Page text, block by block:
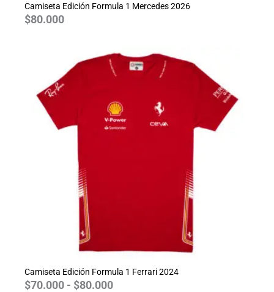
Camiseta Edición Formula 1 Mercedes 2026
$80.000
Camiseta Edición Formula 1 Ferrari 2024
$70.000 - $80.000
de
precios:
$70.000
hasta
$80.000